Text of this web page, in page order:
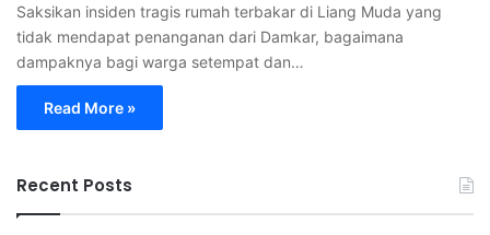
Saksikan insiden tragis rumah terbakar di Liang Muda yang
tidak mendapat penanganan dari Damkar, bagaimana
dampaknya bagi warga setempat dan…
Read More »
Recent Posts